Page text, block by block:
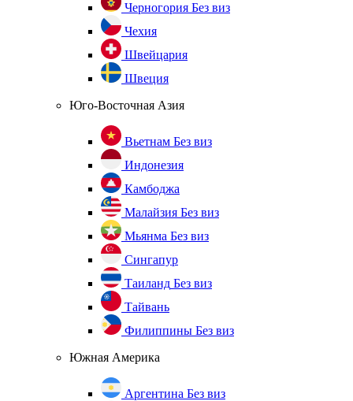
Черногория Без виз
Чехия
Швейцария
Швеция
Юго-Восточная Азия
Вьетнам Без виз
Индонезия
Камбоджа
Малайзия Без виз
Мьянма Без виз
Сингапур
Таиланд Без виз
Тайвань
Филиппины Без виз
Южная Америка
Аргентина Без виз